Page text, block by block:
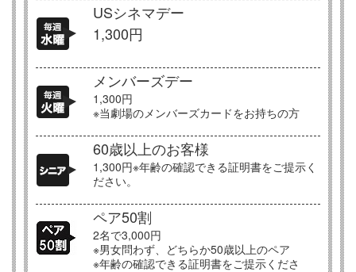
USシネマデー
1,300円
メンバーズデー
1,300円
※当劇場のメンバーズカードをお持ちの方
60歳以上のお客様
1,300円※年齢の確認できる証明書をご提示く
ださい。
ペア50割
2名で3,000円
※男女問わず、どちらか50歳以上のペア
※年齢の確認できる証明書をご提示くださ